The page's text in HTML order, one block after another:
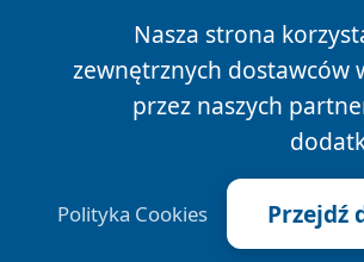
Nasza strona
zewnętrznych dostawców
przez naszych
Polityka Cookies Przejdź